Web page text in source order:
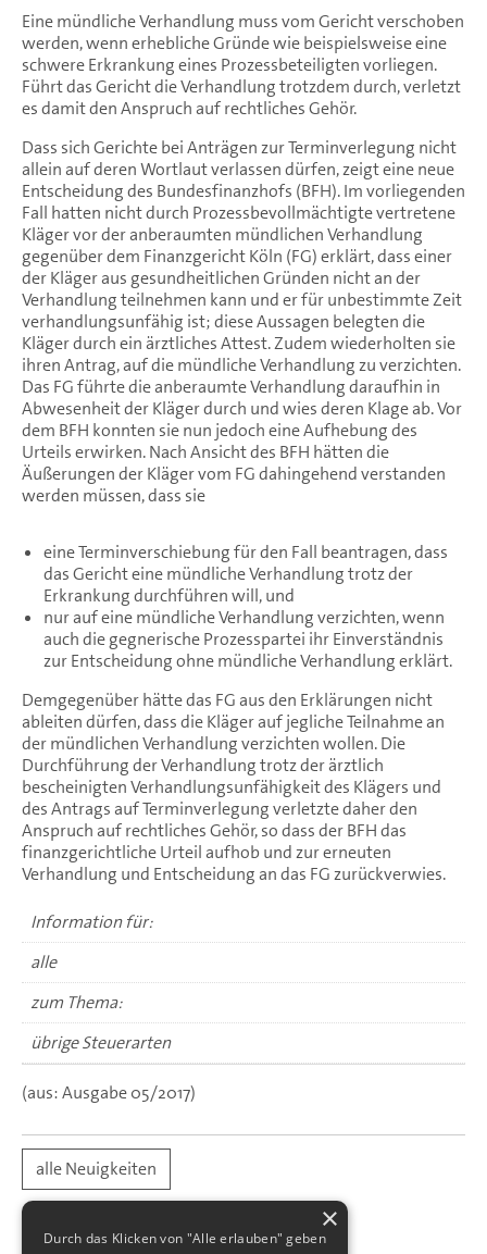
Eine mündliche Verhandlung muss vom Gericht verschoben
werden, wenn erhebliche Gründe wie beispielsweise eine
schwere Erkrankung eines Prozessbeteiligten vorliegen.
Führt das Gericht die Verhandlung trotzdem durch, verletzt
es damit den Anspruch auf rechtliches Gehör.
Dass sich Gerichte bei Anträgen zur Terminverlegung nicht
allein auf deren Wortlaut verlassen dürfen, zeigt eine neue
Entscheidung des Bundesfinanzhofs (BFH). Im vorliegenden
Fall hatten nicht durch Prozessbevollmächtigte vertretene
Kläger vor der anberaumten mündlichen Verhandlung
gegenüber dem Finanzgericht Köln (FG) erklärt, dass einer
der Kläger aus gesundheitlichen Gründen nicht an der
Verhandlung teilnehmen kann und er für unbestimmte Zeit
verhandlungsunfähig ist; diese Aussagen belegten die
Kläger durch ein ärztliches Attest. Zudem wiederholten sie
ihren Antrag, auf die mündliche Verhandlung zu verzichten.
Das FG führte die anberaumte Verhandlung daraufhin in
Abwesenheit der Kläger durch und wies deren Klage ab. Vor
dem BFH konnten sie nun jedoch eine Aufhebung des
Urteils erwirken. Nach Ansicht des BFH hätten die
Äußerungen der Kläger vom FG dahingehend verstanden
werden müssen, dass sie
eine Terminverschiebung für den Fall beantragen, dass
das Gericht eine mündliche Verhandlung trotz der
Erkrankung durchführen will, und
nur auf eine mündliche Verhandlung verzichten, wenn
auch die gegnerische Prozesspartei ihr Einverständnis
zur Entscheidung ohne mündliche Verhandlung erklärt.
Demgegenüber hätte das FG aus den Erklärungen nicht
ableiten dürfen, dass die Kläger auf jegliche Teilnahme an
der mündlichen Verhandlung verzichten wollen. Die
Durchführung der Verhandlung trotz der ärztlich
bescheinigten Verhandlungsunfähigkeit des Klägers und
des Antrags auf Terminverlegung verletzte daher den
Anspruch auf rechtliches Gehör, so dass der BFH das
finanzgerichtliche Urteil aufhob und zur erneuten
Verhandlung und Entscheidung an das FG zurückverwies.
Information für:
alle
zum Thema:
übrige Steuerarten
(aus: Ausgabe 05/2017)
alle Neuigkeiten
×
Durch das Klicken von "Alle erlauben" geben